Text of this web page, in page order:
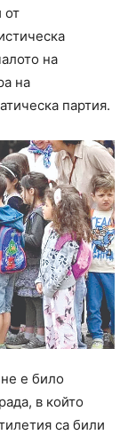
от
на
на
партия.
е било
в който
са били